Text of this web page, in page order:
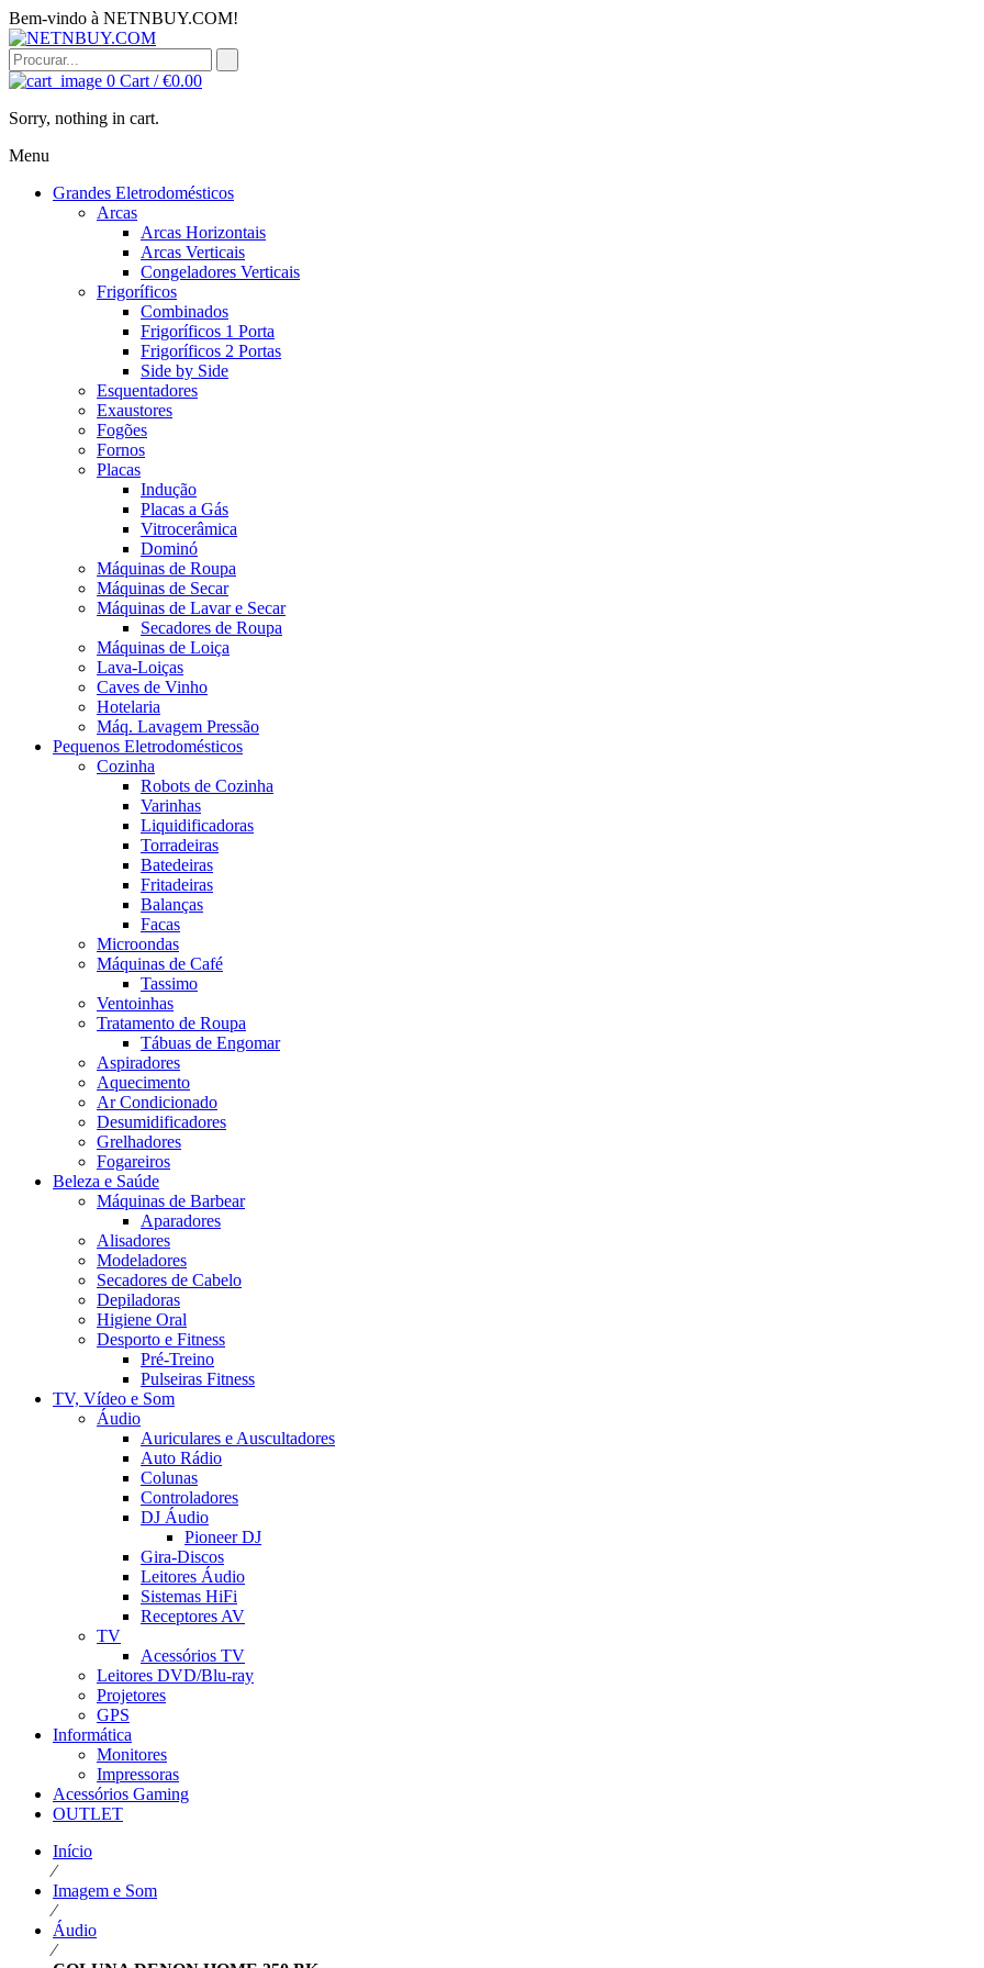
Bem-vindo à NETNBUY.COM!
0 Cart /€0.00
Sorry, nothing in cart.
Menu
Grandes Eletrodomésticos
Arcas
Arcas Horizontais
Arcas Verticais
Congeladores Verticais
Frigoríficos
Combinados
Frigoríficos 1 Porta
Frigoríficos 2 Portas
Side by Side
Esquentadores
Exaustores
Fogões
Fornos
Placas
Indução
Placas a Gás
Vitrocerâmica
Dominó
Máquinas de Roupa
Máquinas de Secar
Máquinas de Lavar e Secar
Secadores de Roupa
Máquinas de Loiça
Lava-Loiças
Caves de Vinho
Hotelaria
Máq. Lavagem Pressão
Pequenos Eletrodomésticos
Cozinha
Robots de Cozinha
Varinhas
Liquidificadoras
Torradeiras
Batedeiras
Fritadeiras
Balanças
Facas
Microondas
Máquinas de Café
Tassimo
Ventoinhas
Tratamento de Roupa
Tábuas de Engomar
Aspiradores
Aquecimento
Ar Condicionado
Desumidificadores
Grelhadores
Fogareiros
Beleza e Saúde
Máquinas de Barbear
Aparadores
Alisadores
Modeladores
Secadores de Cabelo
Depiladoras
Higiene Oral
Desporto e Fitness
Pré-Treino
Pulseiras Fitness
TV, Vídeo e Som
Áudio
Auriculares e Auscultadores
Auto Rádio
Colunas
Controladores
DJ Áudio
Pioneer DJ
Gira-Discos
Leitores Áudio
Sistemas HiFi
Receptores AV
TV
Acessórios TV
Leitores DVD/Blu-ray
Projetores
GPS
Informática
Monitores
Impressoras
Acessórios Gaming
OUTLET
Início
⁄
Imagem e Som
⁄
Áudio
⁄